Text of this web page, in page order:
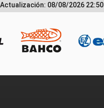
08/08/2026 22:50